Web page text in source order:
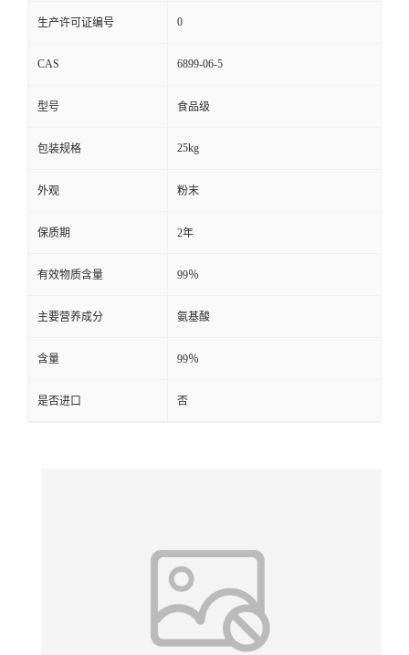
生产许可证编号 0
CAS 6899-06-5
型号 食品级
包装规格 25kg
外观 粉末
保质期 2年
有效物质含量 99％
主要营养成分 氨基酸
含量 99％
是否进口 否